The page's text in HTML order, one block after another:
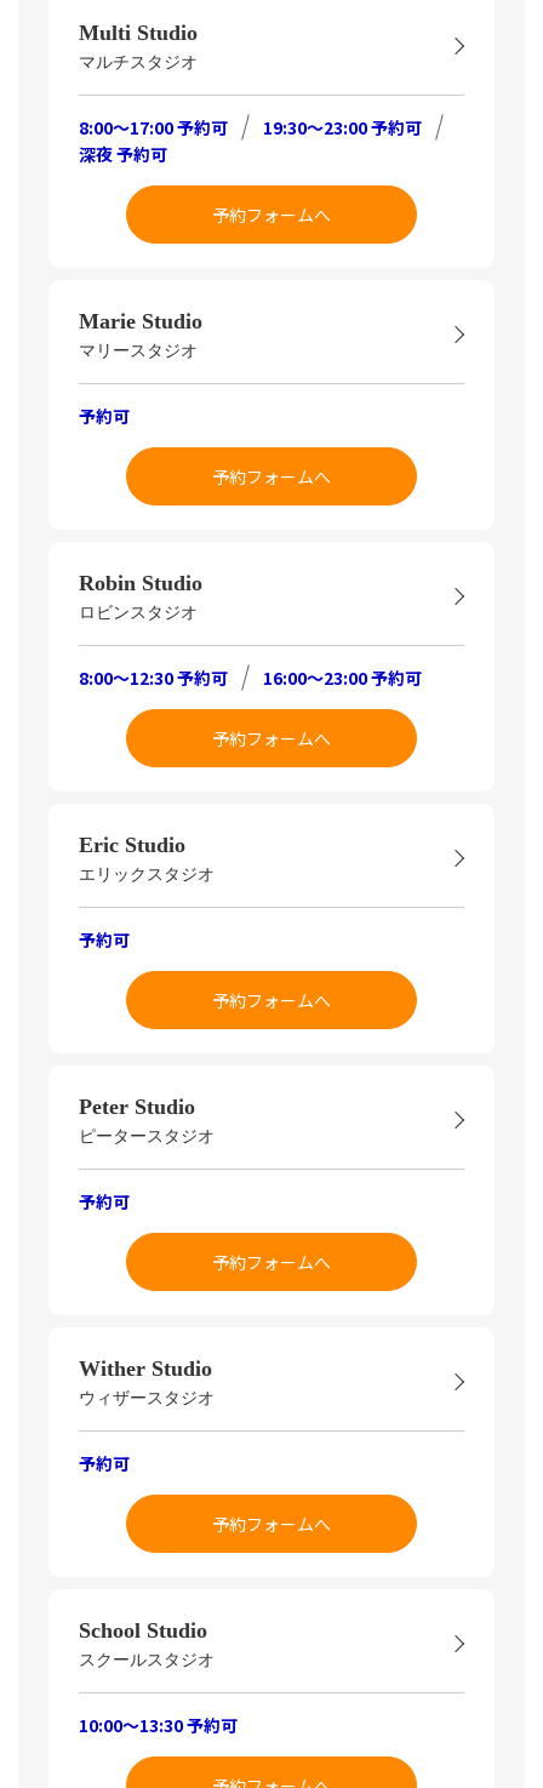
Multi Studio
マルチスタジオ
8:00～17:00 予約可
19:30～23:00 予約可
深夜 予約可
予約フォームへ
Marie Studio
マリースタジオ
予約可
予約フォームへ
Robin Studio
ロビンスタジオ
8:00～12:30 予約可 16:00～23:00 予約可
予約フォームへ
Eric Studio
エリックスタジオ
予約可
予約フォームへ
Peter Studio
ピータースタジオ
予約可
予約フォームへ
Wither Studio
ウィザースタジオ
予約可
予約フォームへ
School Studio
スクールスタジオ
10:00～13:30 予約可